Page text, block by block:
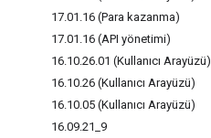
17.01 .16 (Para kazanma)
17.01 .16 (API yönetimi)
16.10.26.01 (Kullanıcı Arayüzü)
16.10.26 (Kullanıcı Arayüzü)
16.10.05 (Kullanıcı Arayüzü)
16.09.21 9